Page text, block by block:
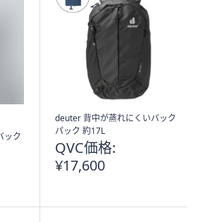
ック
deuter 背中が蒸れにくいバック
パック 約17L
QVC価格:
¥17,600